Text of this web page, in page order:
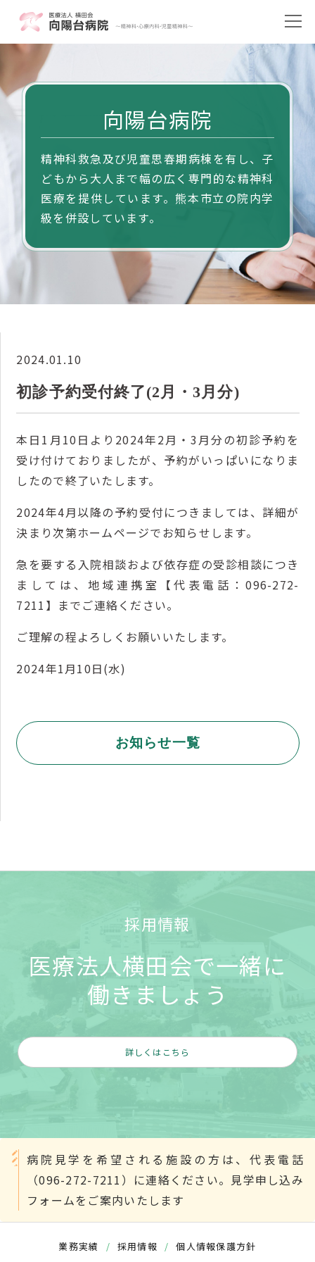
向陽台病院
精神科救急及び児童思春期病棟を有し、子
どもから大人まで幅の広く専門的な精神科
医療を提供しています。熊本市立の院内学
級を併設しています。
2024.01.10
初診予約受付終了(2月・3月分)
本日1 月10 日より2024年2月・3月分の初診予約を
受け付けておりましたが、予約がいっぱいになりま
したので終了いたします。
2024年4月以降の予約受付につきましては、詳細が
決まり次第ホームページでお知らせします。
急を要する入院相談および依存症の受診相談につき
ましては、地域連携室【代表電話：096-272-
7211】までご連絡ください。
ご理解の程よろしくお願いいたします。
2024年1月10日(水)
お知らせ一覧
採用情報
医療法人横田会で一緒に
働きましょう
詳しくはこちら
病院見学を希望される施設の方は、代表電話
（096-272-7211）に連絡ください。見学申し込み
フォームをご案内いたします
業務実績 / 採用情報 / 個人情報保護方針